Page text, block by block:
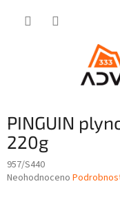
PINGUIN
220g
957/S440
Průměrné
Neohodnoceno